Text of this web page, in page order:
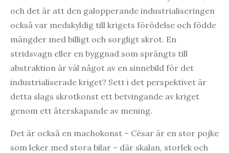
och det är att den galopperande industrialiseringen
också var medskyldig till krigets förödelse och födde
mängder med billigt och sorgligt skrot. En
stridsvagn eller en byggnad som sprängts till
abstraktion är väl något av en sinnebild för det
industrialiserade kriget? Sett i det perspektivet är
detta slags skrotkonst ett betvingande av kriget
genom ett återskapande av mening.
Det är också en machokonst – César är en stor pojke
som leker med stora bilar – där skalan, storlek och